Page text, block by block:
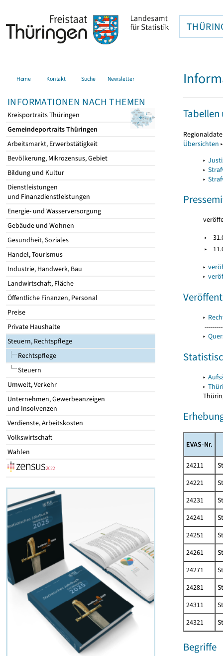
Home Kontakt Suche Newsletter
INFORMATIONEN NACH THEMEN
Kreisportraits Thüringen
Gemeindeportraits Thüringen
Arbeitsmarkt, Erwerbstätigkeit
Bevölkerung, Mikrozensus, Gebiet
Bildung und Kultur
Dienstleistungen
und Finanzdienstleistungen
Energie‑ und Wasserversorgung
Gebäude und Wohnen
Gesundheit, Soziales
Handel, Tourismus
Industrie, Handwerk, Bau
Landwirtschaft, Fläche
Öffentliche Finanzen, Personal
Preise
Private Haushalte
Steuern, Rechtspflege
Rechtspflege
Steuern
Umwelt, Verkehr
Unternehmen, Gewerbeanzeigen
und Insolvenzen
Verdienste, Arbeitskosten
Volkswirtschaft
Wahlen
Übersichten
▸
▸
▸
▸
▸
▸
▸
▸
▸
▸
▸
EVAS-Nr.
24211
24221
24231
24241
24251
24261
24271
24281
24311
24321
Begriffe